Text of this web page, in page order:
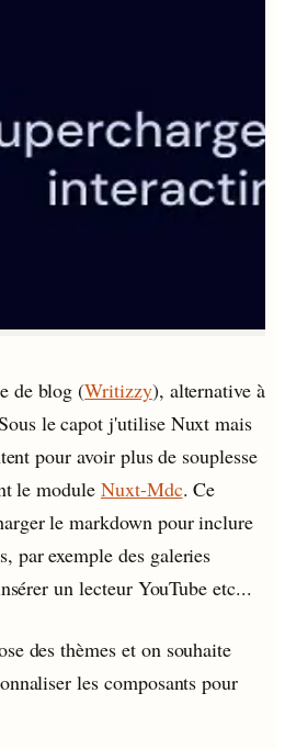
de blog (Writizzy), alternative à
le capot j'utilise Nuxt mais
pour avoir plus de souplesse
le module Nuxt-Mdc. Ce
le markdown pour inclure
par exemple des galeries
un lecteur YouTube etc...
des thèmes et on souhaite
les composants pour